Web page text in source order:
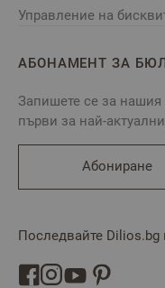
Управление на
АБОНАМЕНТ ЗА
Запишете се за
първи за най-
Абониране
Последвайте